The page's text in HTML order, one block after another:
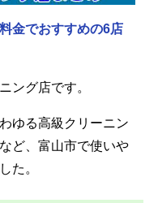
金でおすすめの6店
ング店です。
ゆる高級クリーニン
ど、富山市で使いや
た。